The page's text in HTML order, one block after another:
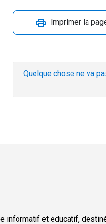
Imprimer la
Quelque chose ne va
informatif et éducatif,